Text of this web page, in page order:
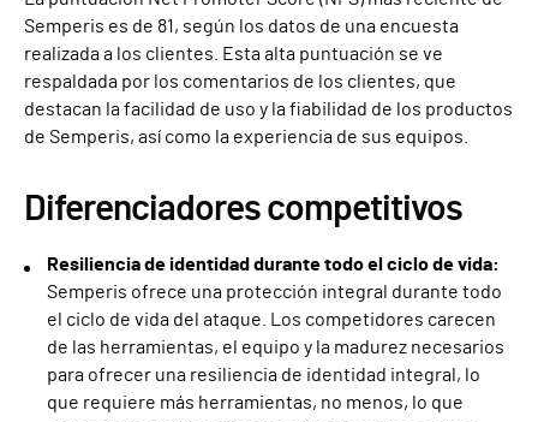
Semperis es de 81, según los datos de una encuesta
realizada a los clientes. Esta alta puntuación se ve
respaldada por los comentarios de los clientes, que
destacan la facilidad de uso y la fiabilidad de los productos
de Semperis, así como la experiencia de sus equipos.
Diferenciadores competitivos
Resiliencia de identidad durante todo el ciclo de vida:
Semperis ofrece una protección integral durante todo
el ciclo de vida del ataque. Los competidores carecen
de las herramientas, el equipo y la madurez necesarios
para ofrecer una resiliencia de identidad integral, lo
que requiere más herramientas, no menos, lo que